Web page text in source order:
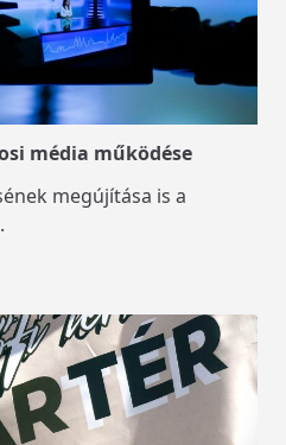
média működése
megújítása is a